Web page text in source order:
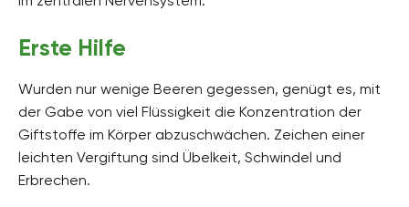
Erste Hilfe
Wurden nur wenige Beeren gegessen, genügt es, mit
der Gabe von viel Flüssigkeit die Konzentration der
Giftstoffe im Körper abzuschwächen. Zeichen einer
leichten Vergiftung sind Übelkeit, Schwindel und
Erbrechen.